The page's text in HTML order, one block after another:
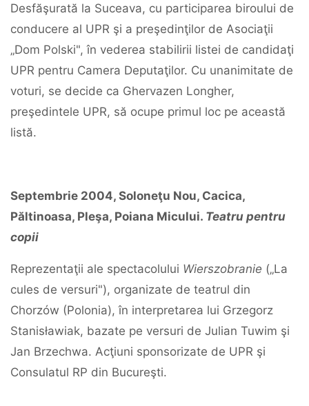
Desfăşurată la Suceava, cu participarea biroului de
conducere al UPR şi a preşedinţilor de Asociaţii
„Dom Polski", în vederea stabilirii listei de candidaţi
UPR pentru Camera Deputaţilor. Cu unanimitate de
voturi, se decide ca Ghervazen Longher,
preşedintele UPR, să ocupe primul loc pe această
listă.
Septembrie 2004, Soloneţu Nou, Cacica,
Păltinoasa, Pleşa, Poiana Micului. Teatru pentru
copii
Reprezentaţii ale spectacolului Wierszobranie („La
cules de versuri"), organizate de teatrul din
Chorzów (Polonia), în interpretarea lui Grzegorz
Stanisławiak, bazate pe versuri de Julian Tuwim şi
Jan Brzechwa. Acţiuni sponsorizate de UPR şi
Consulatul RP din Bucureşti.